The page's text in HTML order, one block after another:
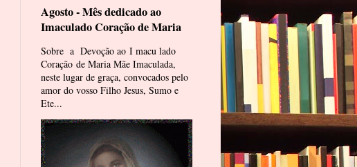
Agosto - Mês dedicado ao
Imaculado Coração de Maria
Sobre a Devoção ao I macu lado
Coração de Maria Mãe Imaculada,
neste lugar de graça, convocados pelo
amor do vosso Filho Jesus, Sumo e
Ete...